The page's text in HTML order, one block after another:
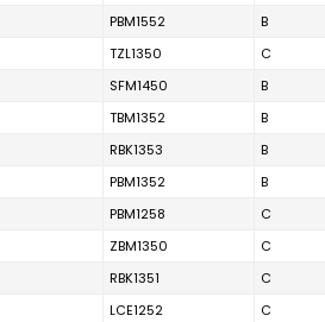
PBM1552 B
TZL1350 C
SFM1450 B
TBM1352 B
RBK1353 B
PBM1352 B
PBM1258 C
ZBM1350 C
RBK1351 C
LCE1252 C